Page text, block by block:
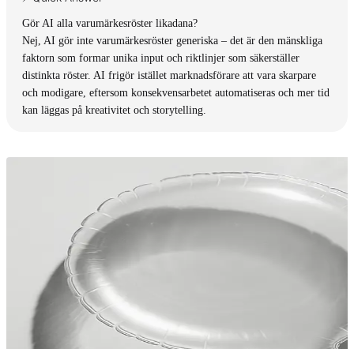
Gör AI alla varumärkesröster likadana?
Nej, AI gör inte varumärkesröster generiska – det är den mänskliga
faktorn som formar unika input och riktlinjer som säkerställer
distinkta röster. AI frigör istället marknadsförare att vara skarpare
och modigare, eftersom konsekvensarbetet automatiseras och mer tid
kan läggas på kreativitet och storytelling.